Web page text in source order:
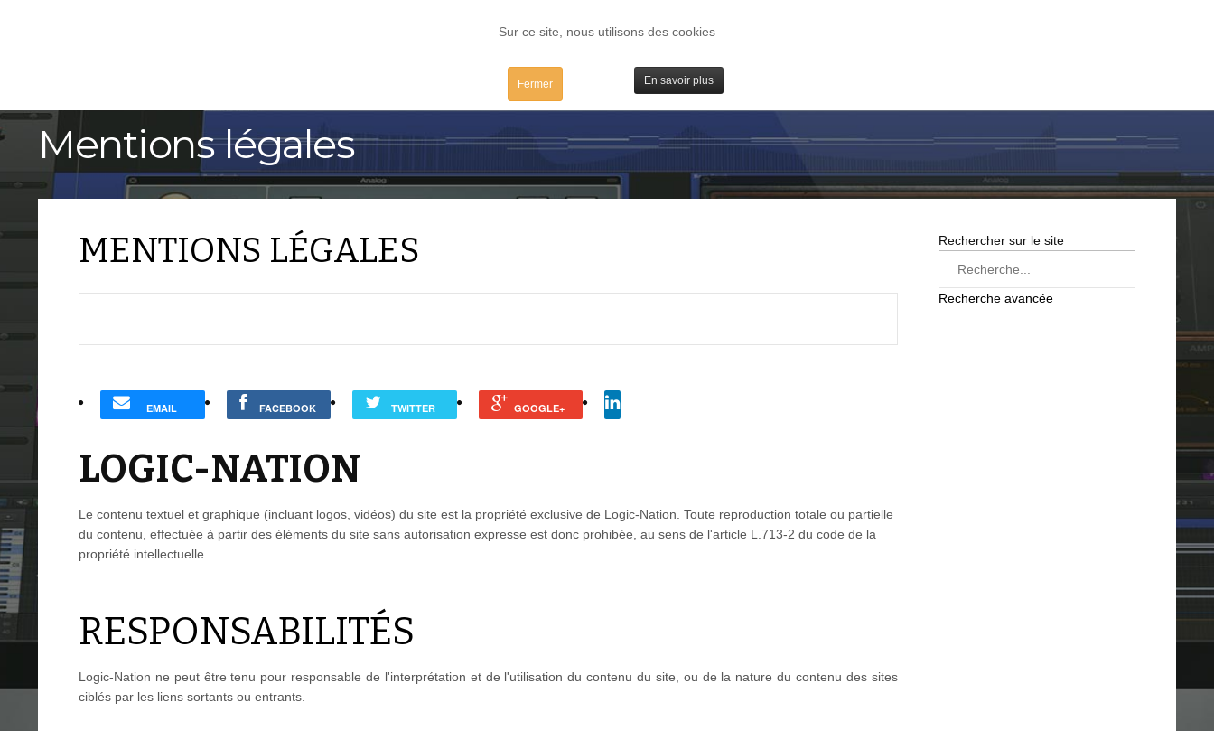
Sur ce site, nous utilisons des cookies
Fermer En savoir plus
TESTS IBIDULES / MAC PLUGS / IV
Mentions légales
MENTIONS LÉGALES
EMAIL FACEBOOK TWITTER GOOGLE+
LOGIC-NATION
Le contenu textuel et graphique (incluant logos, vidéos) du site est la propriété exclusive de Logic-Nation. Toute reproduction totale ou partielle
du contenu, effectuée à partir des éléments du site sans autorisation expresse est donc prohibée, au sens de l'article L.713-2 du code de la
propriété intellectuelle.
RESPONSABILITÉS
Logic-Nation ne peut être tenu pour responsable de l'interprétation et de l'utilisation du contenu du site, ou de la nature du contenu des sites
ciblés par les liens sortants ou entrants.
Rechercher sur le site
Recherche avancée